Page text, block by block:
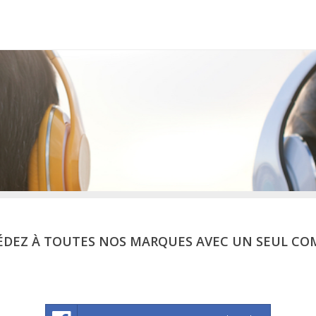
À TOUTES NOS MARQUES AVEC UN SEUL